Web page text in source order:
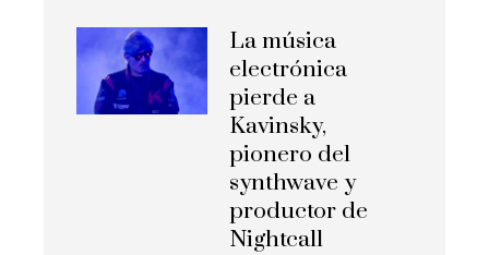
La música
electrónica
pierde a
Kavinsky,
pionero del
synthwave y
productor de
Nightcall